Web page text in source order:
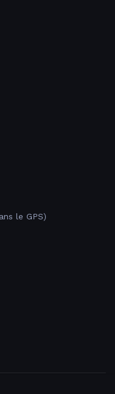
le GPS)